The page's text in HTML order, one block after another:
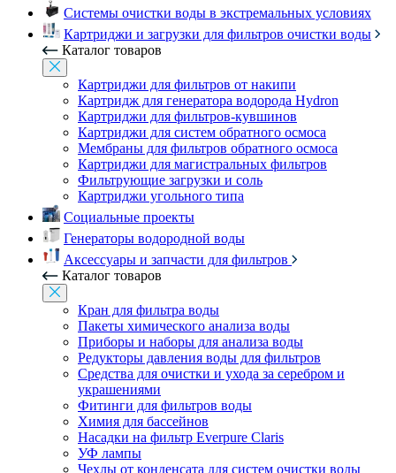
Системы очистки воды в экстремальных условиях
Картриджи и загрузки для фильтров очистки воды
Каталог товаров
Картриджи для фильтров от накипи
Картридж для генератора водорода Hydron
Картриджи для фильтров-кувшинов
Картриджи для систем обратного осмоса
Мембраны для фильтров обратного осмоса
Картриджи для магистральных фильтров
Фильтрующие загрузки и соль
Картриджи угольного типа
Социальные проекты
Генераторы водородной воды
Аксессуары и запчасти для фильтров
Каталог товаров
Кран для фильтра воды
Пакеты химического анализа воды
Приборы и наборы для анализа воды
Редукторы давления воды для фильтров
Средства для очистки и ухода за серебром и
украшениями
Фитинги для фильтров воды
Химия для бассейнов
Насадки на фильтр Everpure Claris
УФ лампы
Чехлы от конденсата для систем очистки воды